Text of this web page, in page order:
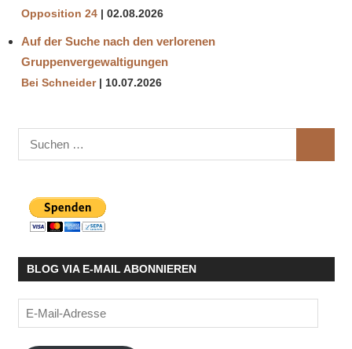
Opposition 24 02.08.2026
Auf der Suche nach den verlorenen
Gruppenvergewaltigungen
Bei Schneider 10.07.2026
Suchen
nach:
BLOG VIA E-MAIL ABONNIEREN
E-
Mail-